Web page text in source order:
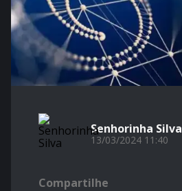
Senhorinha Silva
13/03/2024 11:40
Compartilhe